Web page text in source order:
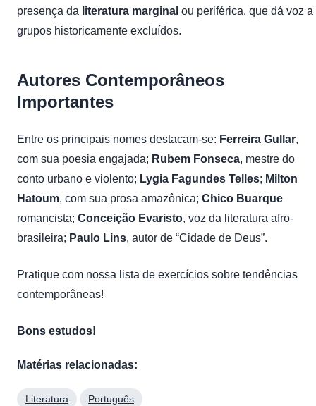
presença da literatura marginal ou periférica, que dá voz a
grupos historicamente excluídos.
Autores Contemporâneos
Importantes
Entre os principais nomes destacam-se: Ferreira Gullar,
com sua poesia engajada; Rubem Fonseca, mestre do
conto urbano e violento; Lygia Fagundes Telles; Milton
Hatoum, com sua prosa amazônica; Chico Buarque
romancista; Conceição Evaristo, voz da literatura afro-
brasileira; Paulo Lins, autor de “Cidade de Deus”.
Pratique com nossa lista de exercícios sobre tendências
contemporâneas!
Bons estudos!
Matérias relacionadas:
Literatura Português